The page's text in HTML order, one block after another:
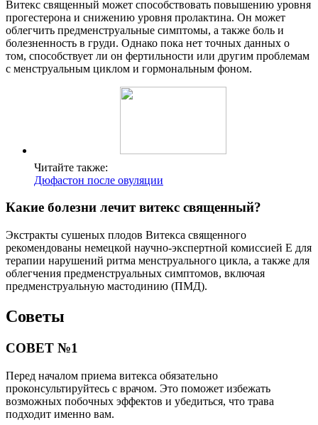
Витекс священный может способствовать повышению уровня
прогестерона и снижению уровня пролактина. Он может
облегчить предменструальные симптомы, а также боль и
болезненность в груди. Однако пока нет точных данных о
том, способствует ли он фертильности или другим проблемам
с менструальным циклом и гормональным фоном.
Читайте также:
Дюфастон после овуляции
Какие болезни лечит витекс священный?
Экстракты сушеных плодов Витекса священного
рекомендованы немецкой научно-экспертной комиссией Е для
терапии нарушений ритма менструального цикла, а также для
облегчения предменструальных симптомов, включая
предменструальную мастодинию (ПМД).
Советы
СОВЕТ №1
Перед началом приема витекса обязательно
проконсультируйтесь с врачом. Это поможет избежать
возможных побочных эффектов и убедиться, что трава
подходит именно вам.